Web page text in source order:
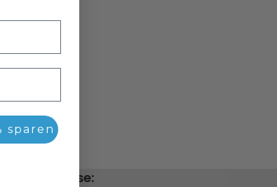
Nächste Messe:
sparen